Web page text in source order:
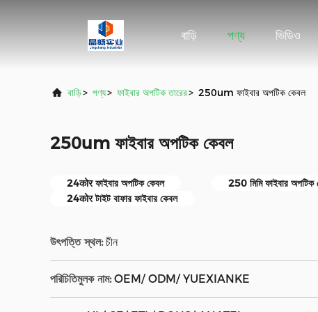
বাড়ি পণ্য ভিডিও
বাড়ি> পণ্য> ফাইবার অপটিক তারের> 250um ফাইবার অপটিক কেবল
250um ফাইবার অপটিক কেবল
24कोर ফাইবার অপটিক কেবল
250 মিমি ফাইবার অপটিক
24कोर টাইট বাফার ফাইবার কেবল
উৎপত্তি স্থল: চীন
পরিচিতিমুলক নাম: OEM/ ODM/ YUEXIANKE